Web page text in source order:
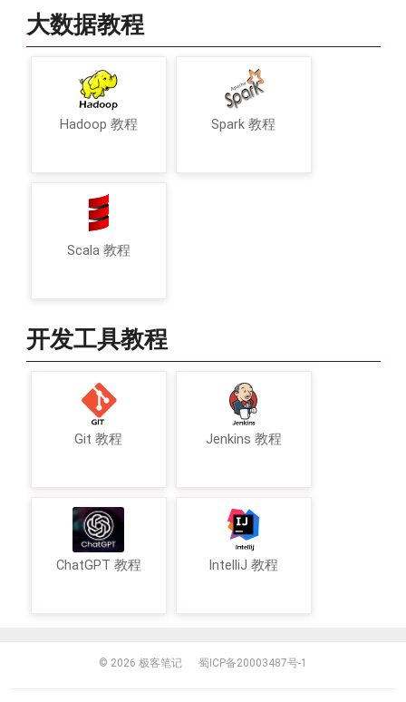
大数据教程
Hadoop 教程 Spark 教程
Scala 教程
开发工具教程
Git 教程 Jenkins 教程
ChatGPT 教程 IntelliJ 教程
© 2026 极客笔记 蜀ICP备20003487号-1